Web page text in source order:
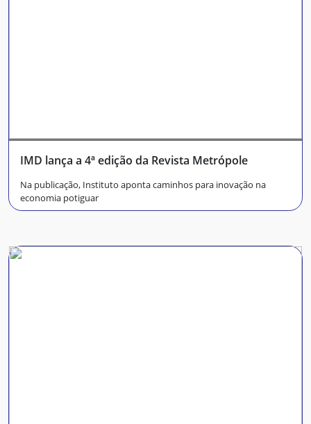
IMD lança a 4ª edição da Revista Metrópole
Na publicação, Instituto aponta caminhos para inovação na
economia potiguar